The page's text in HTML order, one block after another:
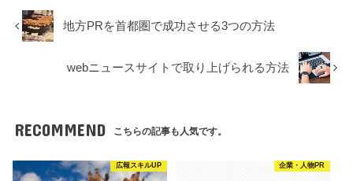
地方PRを首都圏で成功させる3つの方法
webニュースサイトで取り上げられる方法
RECOMMEND こちらの記事も人気です。
広報スキルUP 企業・人物PR